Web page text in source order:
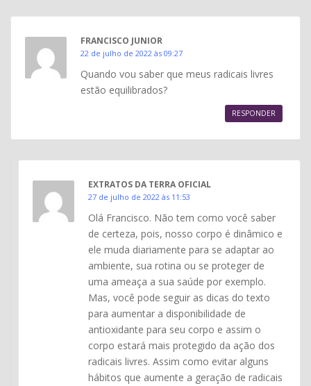
FRANCISCO JUNIOR
22 de julho de 2022 às 09:27
Quando vou saber que meus radicais livres
estão equilibrados?
RESPONDER
EXTRATOS DA TERRA OFICIAL
27 de julho de 2022 às 11:53
Olá Francisco. Não tem como você saber
de certeza, pois, nosso corpo é dinâmico e
ele muda diariamente para se adaptar ao
ambiente, sua rotina ou se proteger de
uma ameaça a sua saúde por exemplo.
Mas, você pode seguir as dicas do texto
para aumentar a disponibilidade de
antioxidante para seu corpo e assim o
corpo estará mais protegido da ação dos
radicais livres. Assim como evitar alguns
hábitos que aumente a geração de radicais